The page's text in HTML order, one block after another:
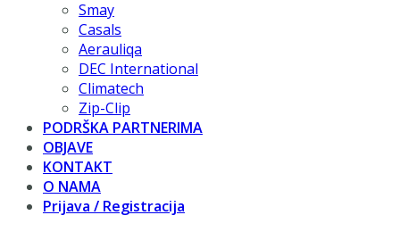
Smay
Casals
Aerauliqa
DEC International
Climatech
Zip-Clip
PODRŠKA PARTNERIMA
OBJAVE
KONTAKT
O NAMA
Prijava / Registracija